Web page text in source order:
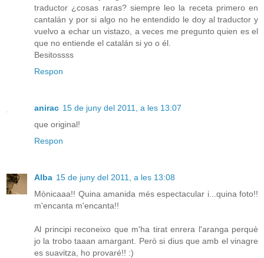
traductor ¿cosas raras? siempre leo la receta primero en
cantalán y por si algo no he entendido le doy al traductor y
vuelvo a echar un vistazo, a veces me pregunto quien es el
que no entiende el catalán si yo o él.
Besitossss
Respon
anirac 15 de juny del 2011, a les 13:07
que original!
Respon
Alba 15 de juny del 2011, a les 13:08
Mònicaaa!! Quina amanida més espectacular i...quina foto!!
m'encanta m'encanta!!
Al principi reconeixo que m'ha tirat enrera l'aranga perquè
jo la trobo taaan amargant. Però si dius que amb el vinagre
es suavitza, ho provaré!! :)